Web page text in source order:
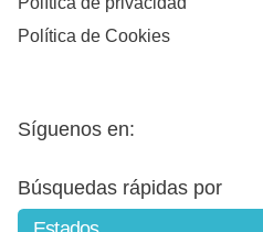
Política de Cookies
Síguenos en:
Búsquedas rápidas por